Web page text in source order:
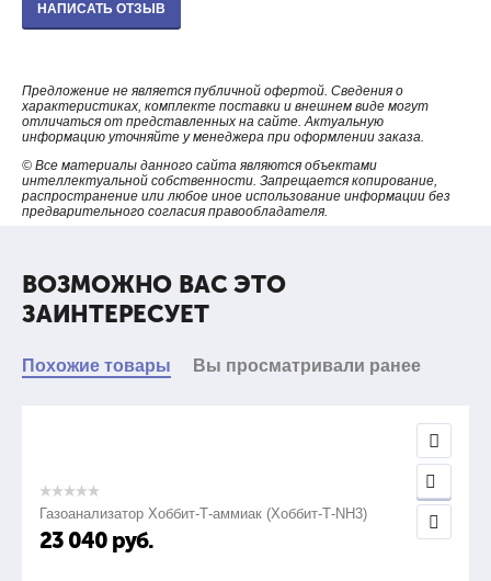
НАПИСАТЬ ОТЗЫВ
Предложение не является публичной офертой. Сведения о
характеристиках, комплекте поставки и внешнем виде могут
отличаться от представленных на сайте. Актуальную
информацию уточняйте у менеджера при оформлении заказа.
© Все материалы данного сайта являются объектами
интеллектуальной собственности. Запрещается копирование,
распространение или любое иное использование информации без
предварительного согласия правообладателя.
ВОЗМОЖНО ВАС ЭТО
ЗАИНТЕРЕСУЕТ
Похожие товары Вы просматривали ранее
Газоанализатор Хоббит-Т-аммиак (Хоббит-Т-NH3)
23 040 руб.